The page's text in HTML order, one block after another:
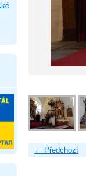
← Předchozí